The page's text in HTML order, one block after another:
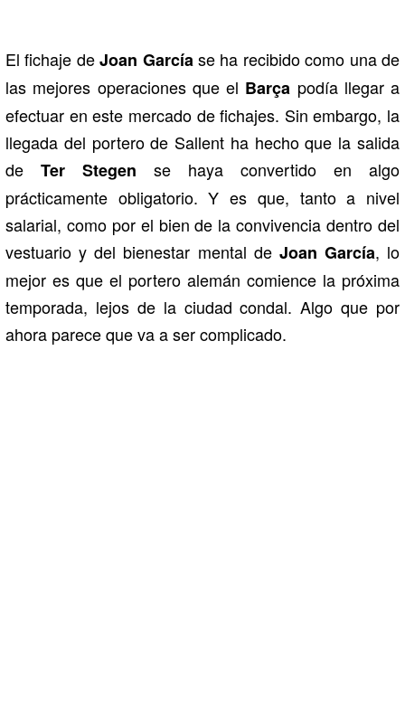
El fichaje deJoan Garcíase ha recibido como una de
las mejores operaciones que el Barça podía llegar a
efectuar en este mercado de fichajes. Sin embargo, la
llegada del portero de Sallent ha hecho que la salida
de Ter Stegen se haya convertido en algo
prácticamente obligatorio. Y es que, tanto a nivel
salarial, como por el bien de la convivencia dentro del
vestuario y del bienestar mental de Joan García, lo
mejor es que el portero alemán comience la próxima
temporada, lejos de la ciudad condal. Algo que por
ahora parece que va a ser complicado.